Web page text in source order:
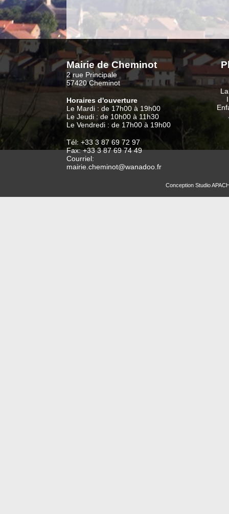
Mairie de Cheminot
2 rue Principale
57420 Cheminot
Horaires d'ouverture
Le Mardi : de 17h00 à 19h00
Le Jeudi : de 10h00 à 11h30
Le Vendredi : de 17h00 à 19h00
Tél: +33 3 87 69 72 97
Fax: +33 3 87 69 74 49
Courriel:
mairie.cheminot@wanadoo.fr
Conception Studio